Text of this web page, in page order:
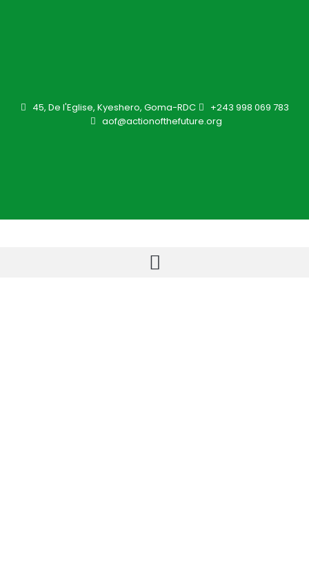
45, De l'Eglise, Kyeshero, Goma-RDC
+243 998 069 783
aof@actionofthefuture.org